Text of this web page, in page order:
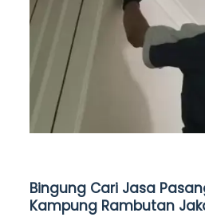
Bingung Cari Jasa
Kampung Rambutan